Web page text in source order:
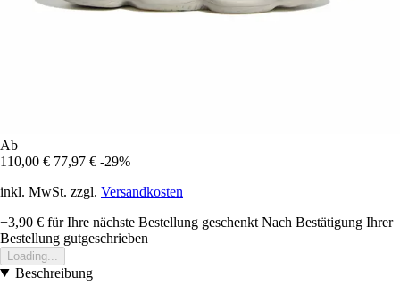
Ab
110,00 € 77,97 € -29%
inkl. MwSt. zzgl. Versandkosten
+3,90 € für Ihre nächste Bestellung geschenkt Nach Bestätigung Ihrer
Bestellung gutgeschrieben
Loading...
Beschreibung